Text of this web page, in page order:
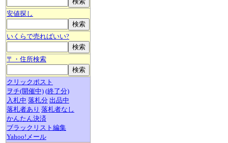
安値探し
いくらで売ればいい?
〒・住所検索
クリックポスト
ヲチ(開催中) (終了分)
入札中 落札分 出品中
落札者あり 落札者なし
かんたん決済
ブラックリスト編集
Yahoo!メール